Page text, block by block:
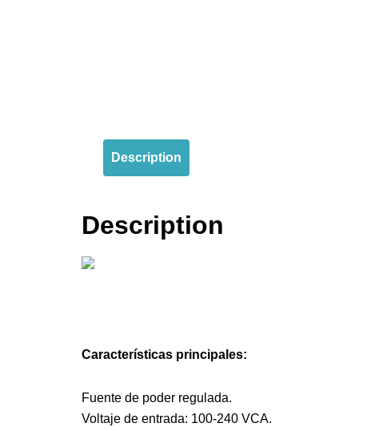
Description
Description
Características principales:
Fuente de poder regulada.
Voltaje de entrada: 100-240 VCA.